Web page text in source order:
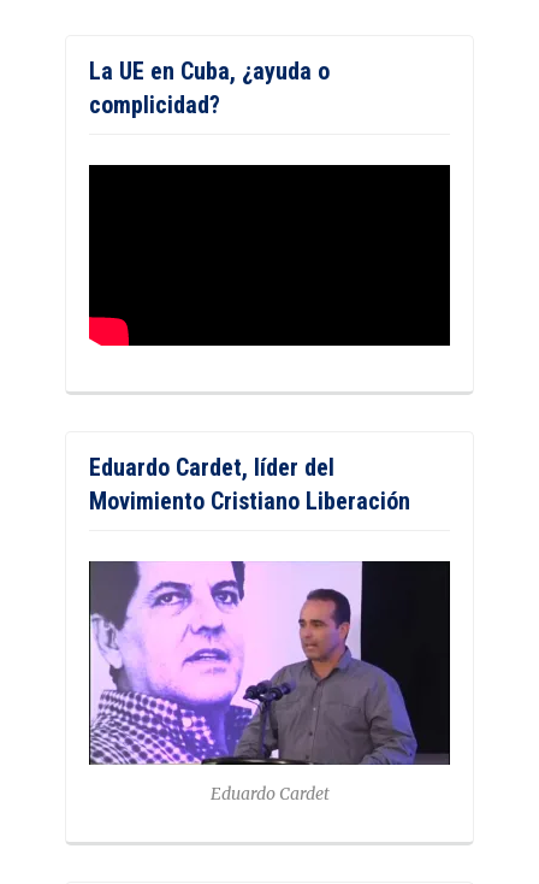
La UE en Cuba, ¿ayuda o
complicidad?
Eduardo Cardet, líder del
Movimiento Cristiano Liberación
Eduardo Cardet